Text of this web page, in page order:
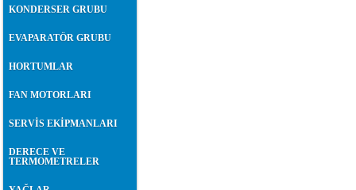
KONDERSER GRUBU
EVAPARATÖR GRUBU
HORTUMLAR
FAN MOTORLARI
SERVİS EKİPMANLARI
DERECE VE
TERMOMETRELER